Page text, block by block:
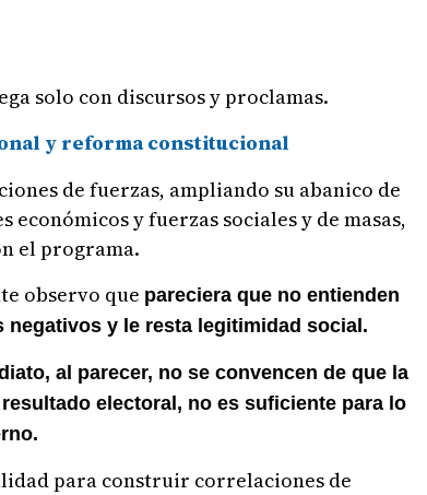
solo con discursos y proclamas.
y reforma constitucional
de fuerzas, ampliando su abanico de
económicos y fuerzas sociales y de masas,
el programa.
observo que pareciera que no entienden
negativos y le resta legitimidad social.
al parecer, no se convencen de que la
electoral, no es suficiente para lo
para construir correlaciones de